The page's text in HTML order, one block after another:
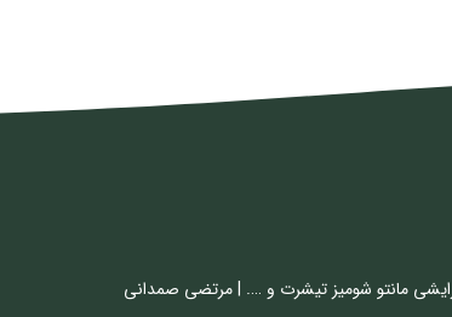
مانتو شومیز تیشرت و …. | مرتضی صمدانی